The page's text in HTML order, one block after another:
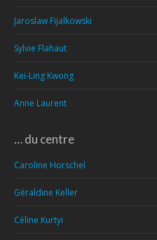
Jaroslaw Fijalkowski
Sylvie Flahaut
Kei-Ling Kwong
Anne Laurent
… du centre
Caroline Horschel
Géraldine Keller
Céline Kurtyi